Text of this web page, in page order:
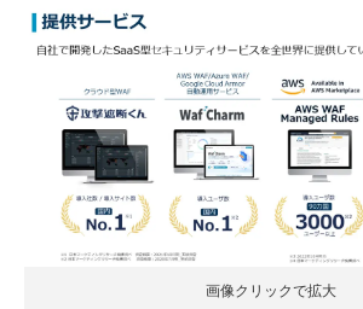
画像クリックで拡大